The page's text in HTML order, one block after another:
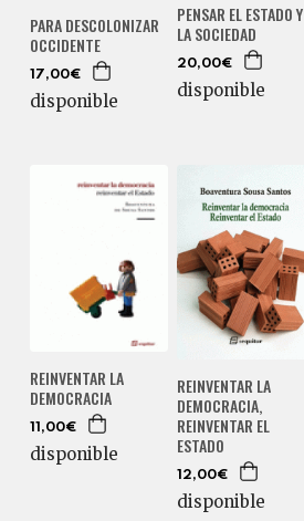
PARA DESCOLONIZAR
OCCIDENTE
17,00€
disponible
PENSAR EL ESTADO Y
LA SOCIEDAD
20,00€
disponible
REINVENTAR LA
DEMOCRACIA
11,00€
disponible
REINVENTAR LA
DEMOCRACIA,
REINVENTAR EL
ESTADO
12,00€
disponible